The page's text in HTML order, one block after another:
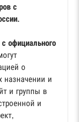
с
официального
о
назначении и
и группы в
и